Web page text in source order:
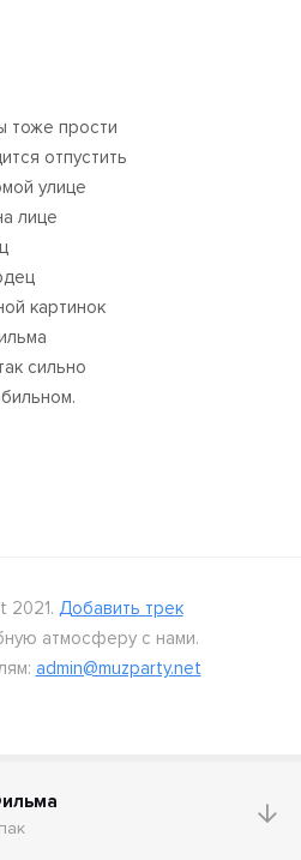
тоже прости
отпустить
улице
лице
картинок
сильно
2021. Добавить трек
атмосферу с нами.
admin@muzparty.net